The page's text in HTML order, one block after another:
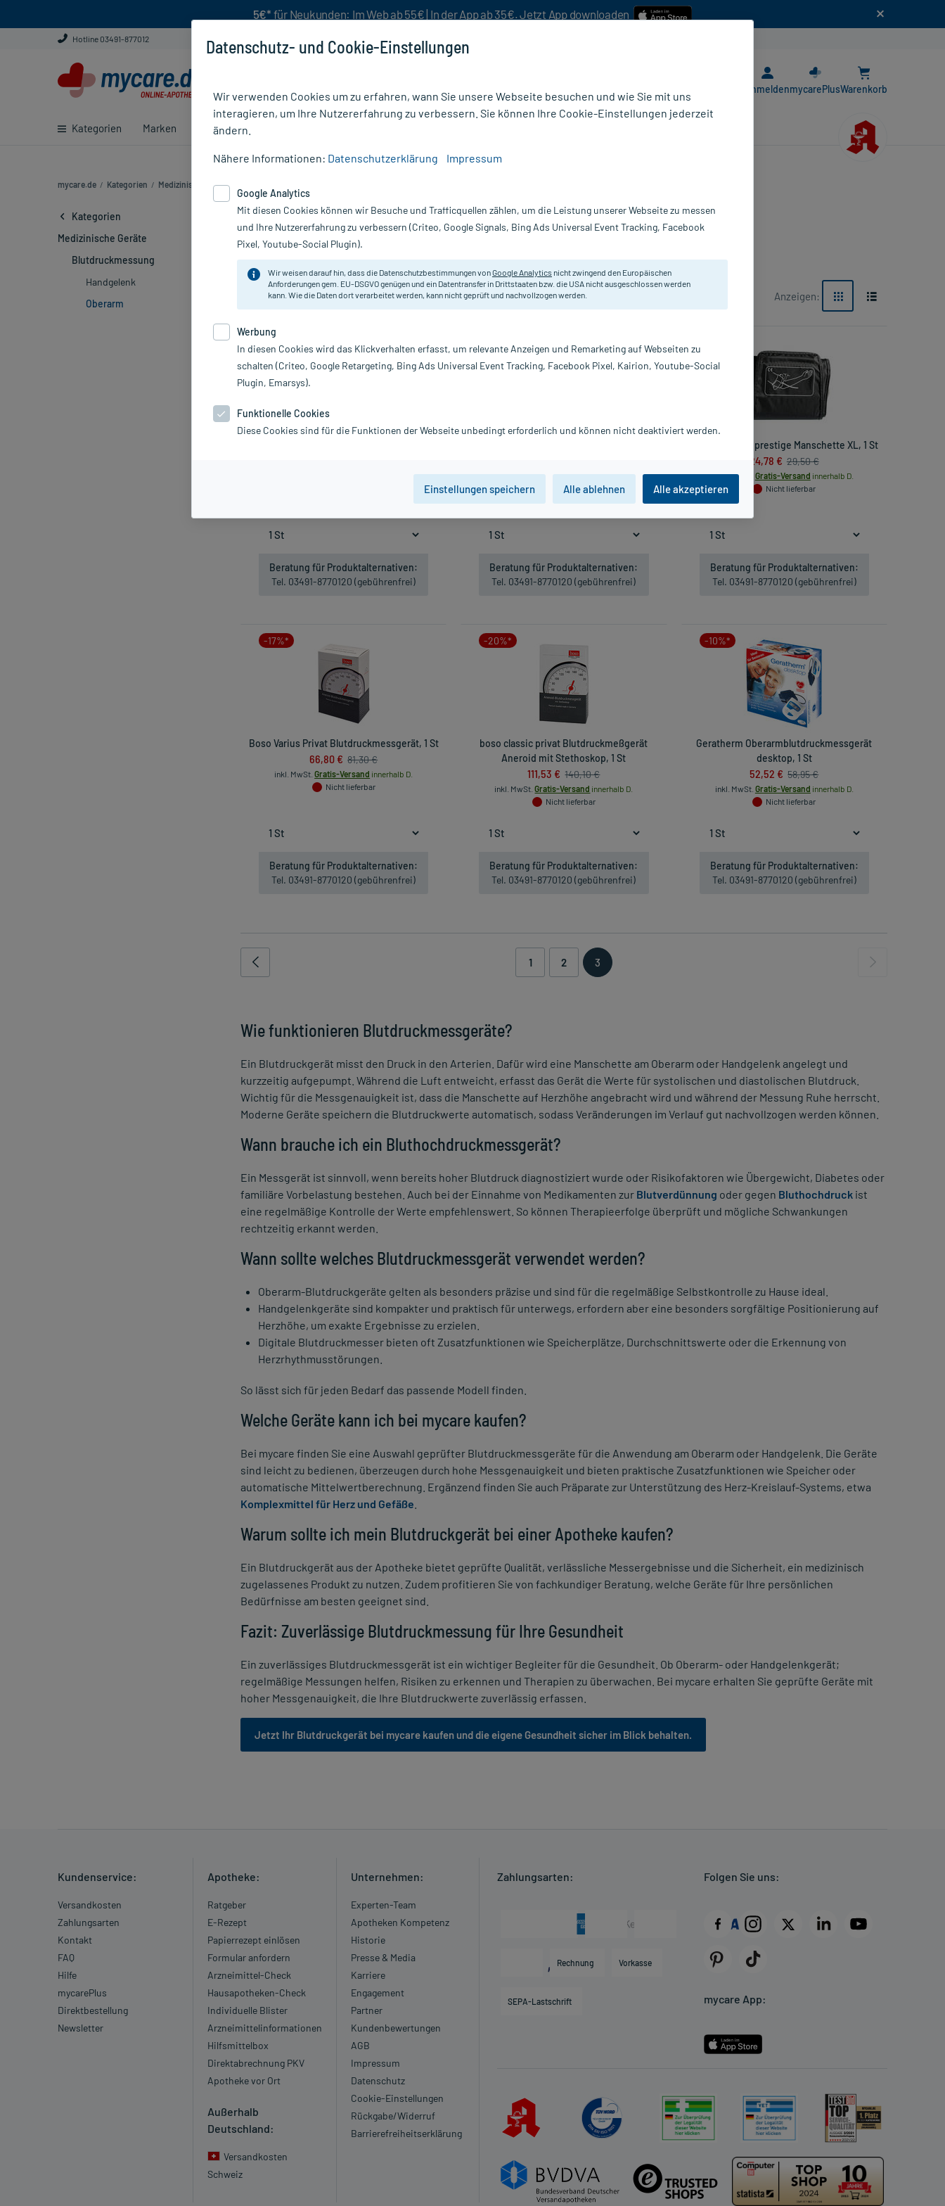
5€* für Neukunden: Im Web ab 55€ | In der App ab 35€. Jetzt App downloaden
Hotline 03491-877012
Kategorien Marken Ratgeber
AnmeldenmycarePlusWarenkorb
mycare.de / Kategorien / Medizinische Geräte
Kategorien
Medizinische Geräte
Blutdruckmessung
Handgelenk
Oberarm
Blutdruckmessgerät Oberarm
Sortieren Relevanz absteigend Produkte pro Seite: 24 Anzeigen:
Beratung für Produktalternativen:
Tel. 03491-8770120 (gebührenfrei)
50,36 € 68,10 €
inkl. MwSt.Gratis-Versandinnerhalb D.
Nicht lieferbar
Beratung für Produktalternativen:
Tel. 03491-8770120 (gebührenfrei)
Boso medicus prestige Manschette XL, 1 St
24,78 € 29,50 €
inkl. MwSt. Gratis-Versand innerhalb D.
Nicht lieferbar
Beratung für Produktalternativen:
Tel. 03491-8770120 (gebührenfrei)
-17%*
Boso Varius Privat Blutdruckmessgerät, 1 St
66,80 € 81,30 €
inkl. MwSt. Gratis-Versand innerhalb D.
Nicht lieferbar
Beratung für Produktalternativen:
Tel. 03491-8770120 (gebührenfrei)
-20%*
boso classic privat Blutdruckmeßgerät
Aneroid mit Stethoskop, 1 St
111,53 € 140,10 €
inkl. MwSt. Gratis-Versand innerhalb D.
Nicht lieferbar
Beratung für Produktalternativen:
Tel. 03491-8770120 (gebührenfrei)
-10%*
Geratherm Oberarmblutdruckmessgerät
desktop, 1 St
52,52 € 58,95 €
inkl. MwSt. Gratis-Versand innerhalb D.
Nicht lieferbar
Beratung für Produktalternativen:
Tel. 03491-8770120 (gebührenfrei)
1 2 3
Wie funktionieren Blutdruckmessgeräte?
Ein Blutdruckgerät misst den Druck in den Arterien. Dafür wird eine Manschette am Oberarm oder Handgelenk angelegt und
kurzzeitig aufgepumpt. Während die Luft entweicht, erfasst das Gerät die Werte für systolischen und diastolischen Blutdruck.
Wichtig für die Messgenauigkeit ist, dass die Manschette auf Herzhöhe angebracht wird und während der Messung Ruhe herrscht.
Moderne Geräte speichern die Blutdruckwerte automatisch, sodass Veränderungen im Verlauf gut nachvollzogen werden können.
Wann brauche ich ein Bluthochdruckmessgerät?
Ein Messgerät ist sinnvoll, wenn bereits hoher Blutdruck diagnostiziert wurde oder Risikofaktoren wie Übergewicht, Diabetes oder
familiäre Vorbelastung bestehen. Auch bei der Einnahme von Medikamenten zur Blutverdünnung oder gegen Bluthochdruck ist
eine regelmäßige Kontrolle der Werte empfehlenswert. So können Therapieerfolge überprüft und mögliche Schwankungen
rechtzeitig erkannt werden.
Wann sollte welches Blutdruckmessgerät verwendet werden?
Oberarm-Blutdruckgeräte gelten als besonders präzise und sind für die regelmäßige Selbstkontrolle zu Hause ideal.
Handgelenkgeräte sind kompakter und praktisch für unterwegs, erfordern aber eine besonders sorgfältige Positionierung auf
Herzhöhe, um exakte Ergebnisse zu erzielen.
Digitale Blutdruckmesser bieten oft Zusatzfunktionen wie Speicherplätze, Durchschnittswerte oder die Erkennung von
Herzrhythmusstörungen.
So lässt sich für jeden Bedarf das passende Modell finden.
Welche Geräte kann ich bei mycare kaufen?
Bei mycare finden Sie eine Auswahl geprüfter Blutdruckmessgeräte für die Anwendung am Oberarm oder Handgelenk. Die Geräte
sind leicht zu bedienen, überzeugen durch hohe Messgenauigkeit und bieten praktische Zusatzfunktionen wie Speicher oder
automatische Mittelwertberechnung. Ergänzend finden Sie auch Präparate zur Unterstützung des Herz-Kreislauf-Systems, etwa
Komplexmittel für Herz und Gefäße
Warum sollte ich mein Blutdruckgerät bei einer Apotheke kaufen?
Ein Blutdruckgerät aus der Apotheke bietet geprüfte Qualität, verlässliche Messergebnisse und die Sicherheit, ein medizinisch
zugelassenes Produkt zu nutzen. Zudem profitieren Sie von fachkundiger Beratung, welche Geräte für Ihre persönlichen
Bedürfnisse am besten geeignet sind.
Fazit: Zuverlässige Blutdruckmessung für Ihre Gesundheit
Ein zuverlässiges Blutdruckmessgerät ist ein wichtiger Begleiter für die Gesundheit. Ob Oberarm- oder Handgelenkgerät;
regelmäßige Messungen helfen, Risiken zu erkennen und Therapien zu überwachen. Bei mycare erhalten Sie geprüfte Geräte mit
hoher Messgenauigkeit, die Ihre Blutdruckwerte zuverlässig erfassen.
Jetzt Ihr Blutdruckgerät bei mycare kaufen und die eigene Gesundheit sicher im Blick behalten.
Kundenservice:
Versandkosten
Zahlungsarten
Kontakt
FAQ
Hilfe
mycarePlus
Direktbestellung
Newsletter
Apotheke:
Ratgeber
E-Rezept
Papierrezept einlösen
Formular anfordern
Arzneimittel-Check
Hausapotheken-Check
Individuelle Blister
Arzneimittelinformationen
Hilfsmittelbox
Direktabrechnung PKV
Apotheke vor Ort
Außerhalb
Deutschland:
Versandkosten
Schweiz
Unternehmen:
Experten-Team
Apotheken Kompetenz
Historie
Presse & Media
Karriere
Engagement
Partner
Kundenbewertungen
AGB
Impressum
Datenschutz
Cookie-Einstellungen
Rückgabe/Widerruf
Barrierefreiheitserklärung
Zahlungsarten:
Rechnung Vorkasse
SEPA-Lastschrift
Folgen Sie uns:
mycare App:
Datenschutz- und Cookie-Einstellungen
Wir verwenden Cookies um zu erfahren, wann Sie unsere Webseite besuchen und wie Sie mit uns
interagieren, um Ihre Nutzererfahrung zu verbessern. Sie können Ihre Cookie-Einstellungen jederzeit
ändern.
Nähere Informationen: Datenschutzerklärung Impressum
Google Analytics
Mit diesen Cookies können wir Besuche und Trafficquellen zählen, um die Leistung unserer Webseite zu messen
und Ihre Nutzererfahrung zu verbessern (Criteo, Google Signals, Bing Ads Universal Event Tracking, Facebook
Pixel, Youtube-Social Plugin).
Wir weisen darauf hin, dass die Datenschutzbestimmungen vonGoogle Analytics nicht zwingend den Europäischen
Anforderungen gem. EU-DSGVO genügen und ein Datentransfer in Drittstaaten bzw. die USA nicht ausgeschlossen werden
kann. Wie die Daten dort verarbeitet werden, kann nicht geprüft und nachvollzogen werden.
Werbung
In diesen Cookies wird das Klickverhalten erfasst, um relevante Anzeigen und Remarketing auf Webseiten zu
schalten (Criteo, Google Retargeting, Bing Ads Universal Event Tracking, Facebook Pixel, Kairion, Youtube-Social
Plugin, Emarsys).
Funktionelle Cookies
Diese Cookies sind für die Funktionen der Webseite unbedingt erforderlich und können nicht deaktiviert werden.
Einstellungen speichern Alle ablehnen Alle akzeptieren